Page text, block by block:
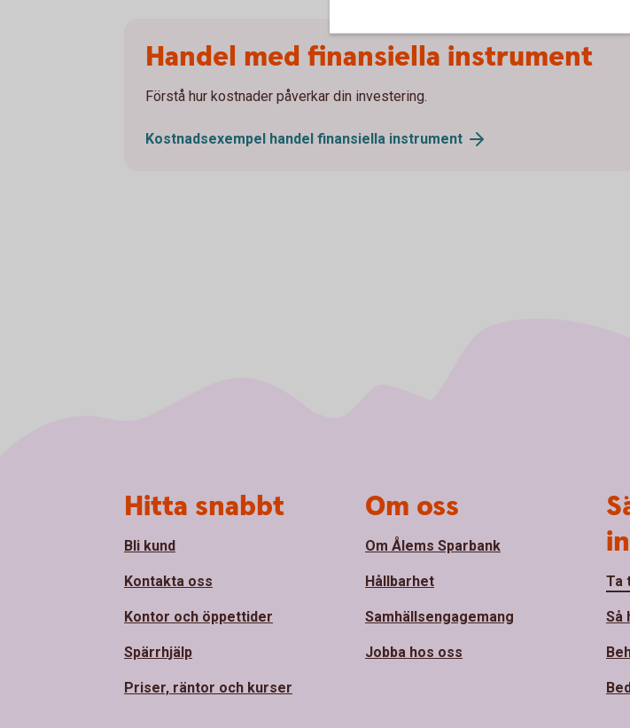
Handel med finansiella instrument
Förstå hur kostnader påverkar din investering.
Kostnadsexempel handel finansiella instrument
Hitta snabbt
Bli kund
Kontakta oss
Kontor och öppettider
Spärrhjälp
Priser, räntor och kurser
Om oss
Om Ålems Sparbank
Hållbarhet
Samhällsengagemang
Jobba hos oss
Ta
Så